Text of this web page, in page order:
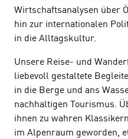
Wirtschaftsanalysen über
hin zur internationalen
in die Alltagskultur.
Unsere Reise- und
liebevoll gestaltete
in die Berge und ans
nachhaltigen Tourismus.
ihnen zu wahren
im Alpenraum geworden,